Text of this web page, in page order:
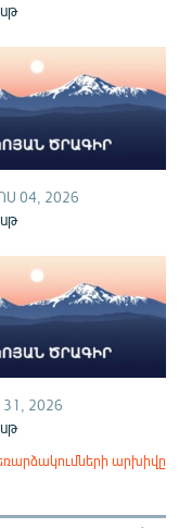
04, 2026
2026
արխիվը